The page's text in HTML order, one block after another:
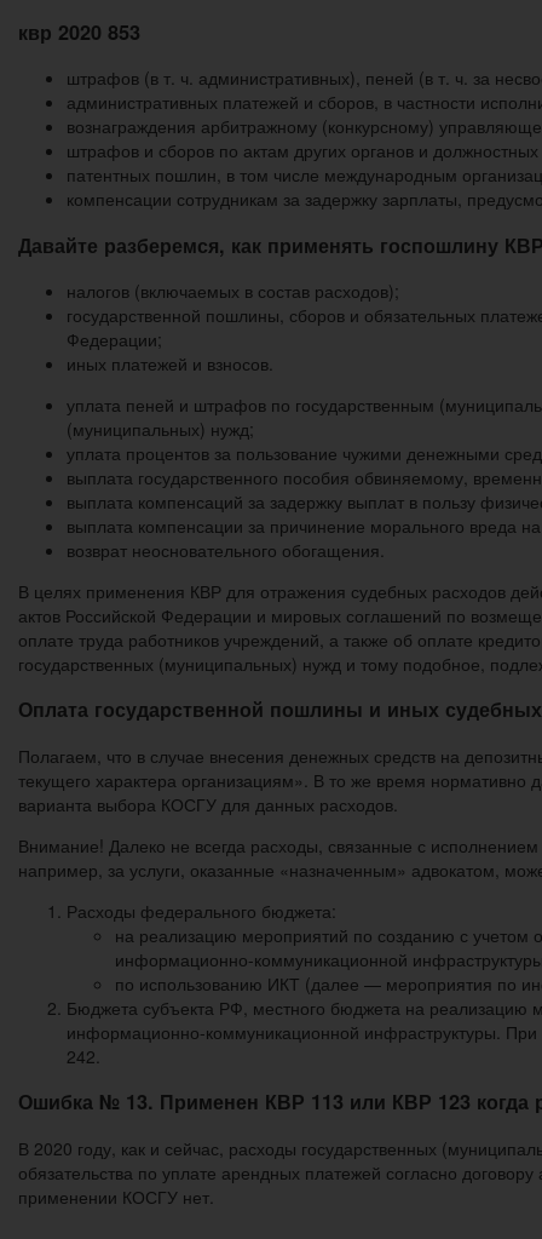
квр 2020 853
штрафов (в т. ч. административных), пеней (в т. ч. за
административных платежей и сборов, в частности
вознаграждения арбитражному (конкурсному)
штрафов и сборов по актам других органов и
патентных пошлин, в том числе международным
компенсации сотрудникам за задержку зарплаты,
Давайте разберемся, как применять госпошлину
налогов (включаемых в состав расходов);
государственной пошлины, сборов и обязательных
Федерации;
иных платежей и взносов.
уплата пеней и штрафов по государственным
(муниципальных) нужд;
уплата процентов за пользование чужими денежными
выплата государственного пособия обвиняемому,
выплата компенсаций за задержку выплат в пользу
выплата компенсации за причинение морального вреда
возврат неосновательного обогащения.
В целях применения КВР для отражения судебных расходов
актов Российской Федерации и мировых соглашений по
оплате труда работников учреждений, а также об оплате
государственных (муниципальных) нужд и тому подобное,
Оплата государственной пошлины и иных
Полагаем, что в случае внесения денежных средств на
текущего характера организациям». В то же время
варианта выбора КОСГУ для данных расходов.
Внимание! Далеко не всегда расходы, связанные с
например, за услуги, оказанные «назначенным» адвокатом,
Расходы федерального бюджета:
на реализацию мероприятий по созданию с учетом
информационно-коммуникационной
по использованию ИКТ (далее — мероприятия по
Бюджета субъекта РФ, местного бюджета на
информационно-коммуникационной инфраструктуры.
242.
Ошибка № 13. Применен КВР 113 или КВР 123 когда
В 2020 году, как и сейчас, расходы государственных
обязательства по уплате арендных платежей согласно
применении КОСГУ нет.